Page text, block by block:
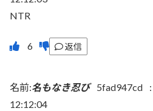
NTR
返信
名前:名もなき忍び 5fad947cd :
12:12:04